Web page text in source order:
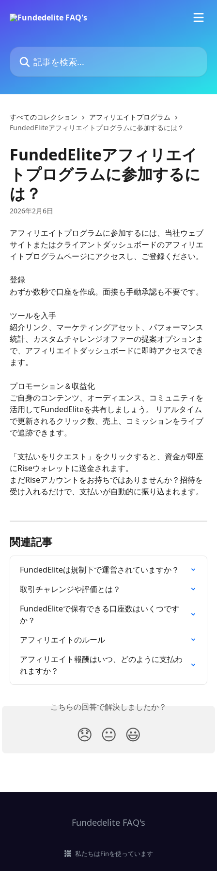
記事を検索...
すべてのコレクション
アフィリエイトプログラム
FundedEliteアフィリエイトプログラムに参加するには？
FundedEliteアフィリエイ
トプログラムに参加するに
は？
2026年2月6日
アフィリエイトプログラムに参加するには、当社ウェブ
サイトまたはクライアントダッシュボードのアフィリエ
イトプログラムページにアクセスし、ご登録ください。
登録
わずか数秒で口座を作成。面接も手動承認も不要です。
ツールを入手
紹介リンク、マーケティングアセット、パフォーマンス
統計、カスタムチャレンジオファーの提案オプションま
で、アフィリエイトダッシュボードに即時アクセスでき
ます。
プロモーション＆収益化
ご自身のコンテンツ、オーディエンス、コミュニティを
活用してFundedEliteを共有しましょう。 リアルタイム
で更新されるクリック数、売上、コミッションをライブ
で追跡できます。
「支払いをリクエスト」をクリックすると、資金が即座
にRiseウォレットに送金されます。
まだRiseアカウントをお持ちではありませんか？招待を
受け入れるだけで、支払いが自動的に振り込まれます。
関連記事
FundedEliteは規制下で運営されていますか？
取引チャレンジや評価とは？
FundedEliteで保有できる口座数はいくつです
か？
アフィリエイトのルール
アフィリエイト報酬はいつ、どのように支払わ
れますか？
こちらの回答で解決しましたか？
😞 😐 😃
Fundedelite FAQ's
私たちはFinを使っています